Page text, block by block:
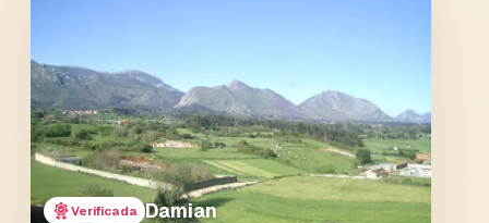
Verificada Damian